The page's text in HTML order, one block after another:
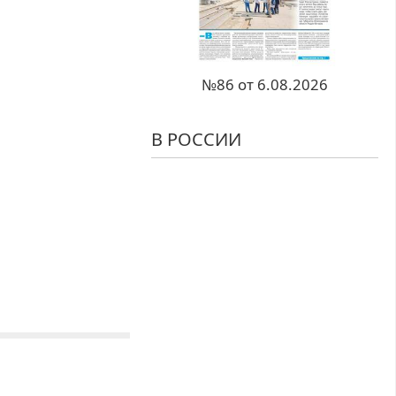
№86 от 6.08.2026
В РОССИИ